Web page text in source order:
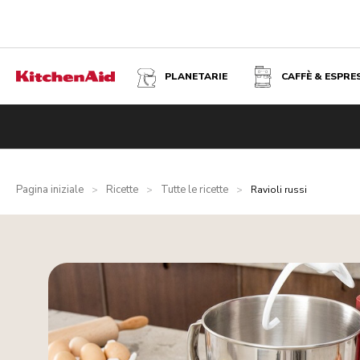
PLANETARIE CAFFÈ &
Pagina iniziale > Ricette > Tutte le ricette > Ravioli russi